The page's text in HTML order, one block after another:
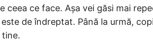
ceea ce face. Așa vei găsi mai
de îndreptat. Până la urmă,
tine.